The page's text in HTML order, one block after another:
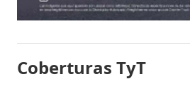
Coberturas TyT